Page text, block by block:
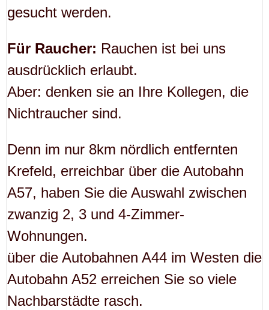
gesucht werden.
Für Raucher: Rauchen ist bei uns
ausdrücklich erlaubt.
Aber: denken sie an Ihre Kollegen, die
Nichtraucher sind.
Denn im nur 8km nördlich entfernten
Krefeld, erreichbar über die Autobahn
A57, haben Sie die Auswahl zwischen
zwanzig 2, 3 und 4-Zimmer-
Wohnungen.
über die Autobahnen A44 im Westen die
Autobahn A52 erreichen Sie so viele
Nachbarstädte rasch.